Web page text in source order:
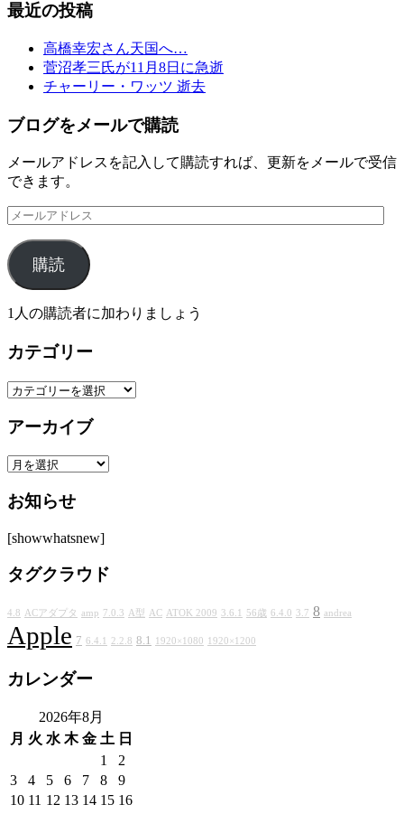
最近の投稿
高橋幸宏さん天国へ…
菅沼孝三氏が11月8日に急逝
チャーリー・ワッツ 逝去
ブログをメールで購読
メールアドレスを記入して購読すれば、更新をメールで受信
できます。
メ
ル
ア
ド
レ
購読
1人の購読者に加わりましょう
カテゴリー
カ
ゴ
ー
アーカイブ
ア
カ
ブ
お知らせ
[showwhatsnew]
タグクラウド
4.8 ACアダプタ amp 7.0.3 A型 AC ATOK 2009 3.6.1 56歳 6.4.0 3.7 8 andrea
Apple 7 6.4.1 2.2.8 8.1 1920×1080 1920×1200
カレンダー
2026年8月
月 火 水 木 金 土 日
1
2
3
4 5 6 7 8
9
10 11 12 13 14 15 16